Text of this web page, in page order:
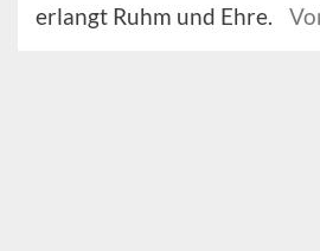
erlangt Ruhm und Ehre.